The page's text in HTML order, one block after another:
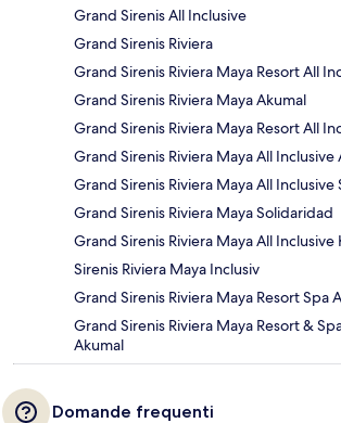
Grand Sirenis All Inclusive
Grand Sirenis Riviera
Grand Sirenis Riviera Maya Resort All
Grand Sirenis Riviera Maya Akumal
Grand Sirenis Riviera Maya Resort All
Grand Sirenis Riviera Maya All Inclusive
Grand Sirenis Riviera Maya All Inclusive
Grand Sirenis Riviera Maya Solidaridad
Grand Sirenis Riviera Maya All Inclusive
Sirenis Riviera Maya Inclusiv
Grand Sirenis Riviera Maya Resort Spa
Grand Sirenis Riviera Maya Resort &
Akumal
Domande frequenti